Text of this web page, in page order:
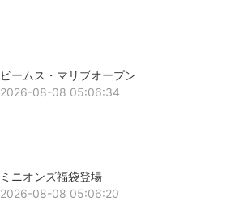
ビームス・マリブオープン
2026-08-08 05:06:34
ミニオンズ福袋登場
2026-08-08 05:06:20